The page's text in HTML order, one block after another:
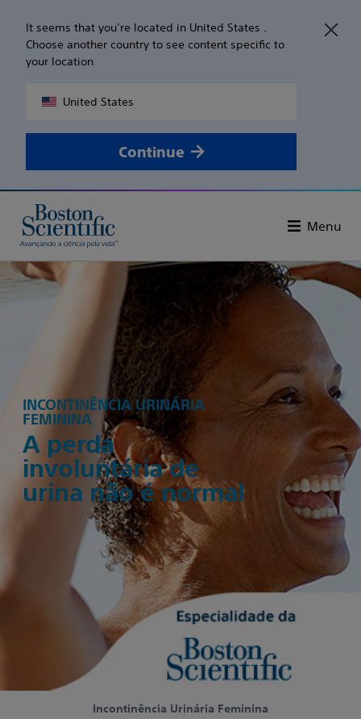
It seems that you’re located in United States .
Choose another country to see content specific to
your location
United States
Continue
Menu
INCONTINÊNCIA URINÁRIA
FEMININA
A perda
involuntária de
urina não é normal
Incontinência Urinária Feminina